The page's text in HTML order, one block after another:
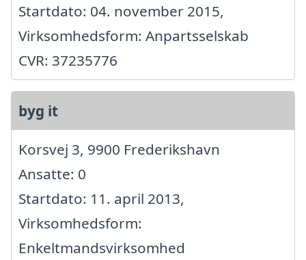
Startdato: 04. november 2015,
Virksomhedsform: Anpartsselskab
CVR: 37235776
byg it
Korsvej 3, 9900 Frederikshavn
Ansatte: 0
Startdato: 11. april 2013,
Virksomhedsform:
Enkeltmandsvirksomhed